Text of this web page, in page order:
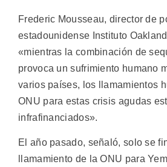
Frederic Mousseau, director de
estadounidense Instituto
«mientras la combinación de
provoca un sufrimiento humano
varios países, los llamamientos
ONU para estas crisis agudas
infrafinanciados».
El año pasado, señaló, solo se
llamamiento de la ONU para